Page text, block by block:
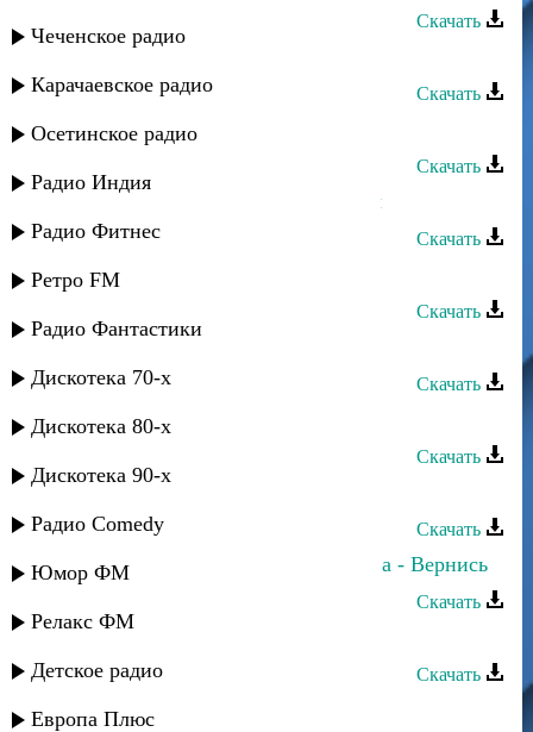
Чеченское радио
Карачаевское радио
Осетинское радио
Радио Индия
Радио Фитнес
Ретро FM
Радио Фантастики
Дискотека 70-х
Дискотека 80-х
Дискотека 90-х
Радио Comedy
Юмор ФМ
Релакс ФМ
Детское радио
Европа Плюс
Скачать
Скачать
Зайнаб Махаева - Мечта
Скачать
Зайнаб Махаева - Мечта женщины
Скачать
Зайнаб Махаева - Вернись
Скачать
Зайнаб Махаева - Не мучай меня
Скачать
Зайнаб Махаева - Будь счастлива
Скачать
Скачать
Зайнаб Махаева и Лариса Гаджиева - Вернись
Скачать
Скачать
Зайнаб Махаева - Птица души